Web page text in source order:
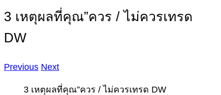
3 เหตุผลที่คุณ”ควร / ไม่ควรเทรด
DW
Previous Next
3 เหตุผลที่คุณ”ควร / ไม่ควรเทรด DW